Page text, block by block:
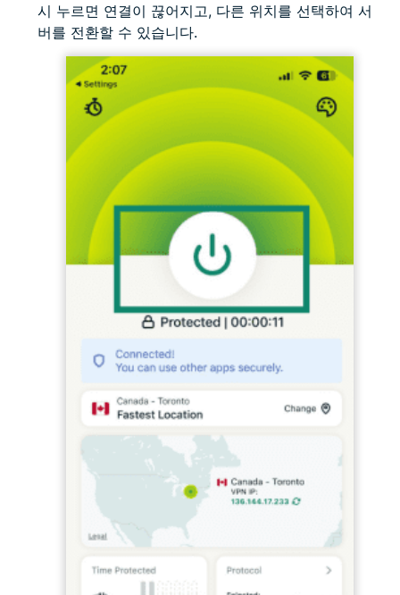
시 누르면 연결이 끊어지고, 다른 위치를 선택하여 서
버를 전환할 수 있습니다.